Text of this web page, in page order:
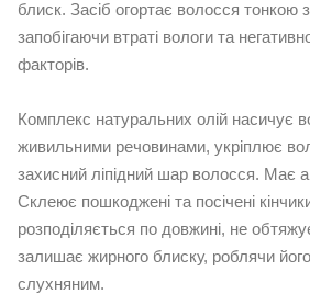
блиск. Засіб огортає волосся тонкою
запобігаючи втраті вологи та
факторів.
Комплекс натуральних олій насичує
живильними речовинами, укріплює
захисний ліпідний шар волосся. Має
Склеює пошкоджені та посічені
розподіляється по довжині, не
залишає жирного блиску, роблячи
слухняним.